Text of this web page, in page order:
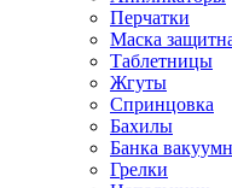
Перчатки
Маска
Таблетницы
Жгуты
Спринцовка
Бахилы
Банка
Грелки